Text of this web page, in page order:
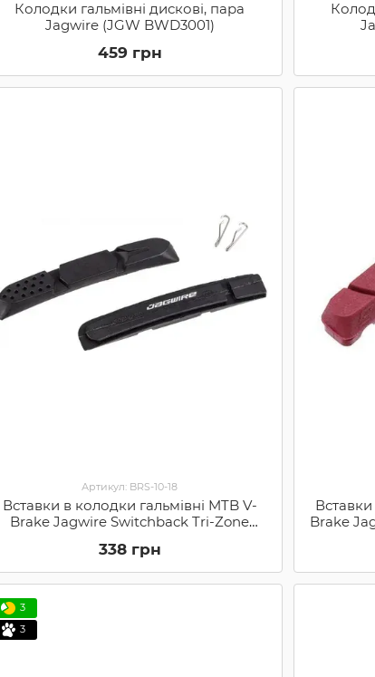
Колодки гальмівні дискові, пара
Jagwire (JGW BWD3001)
459 грн
Артикул: BRS-10-18
Вставки в колодки гальмівні MTB V-
Brake Jagwire Switchback Tri-Zone
338 грн
Brake
3
3